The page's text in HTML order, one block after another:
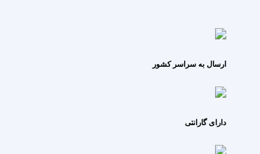
ارسال به سراسر کشور
دارای گارانتی